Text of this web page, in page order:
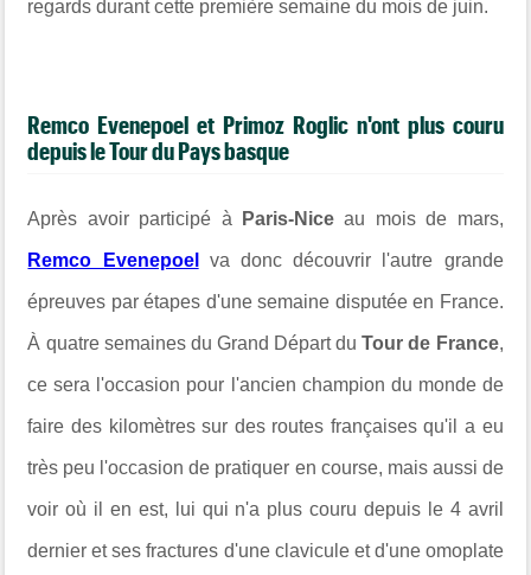
regards durant cette première semaine du mois de juin.
Remco Evenepoel et Primoz Roglic n'ont plus couru
depuis le Tour du Pays basque
Après avoir participé à Paris-Nice au mois de mars,
Remco Evenepoel va donc découvrir l'autre grande
épreuves par étapes d'une semaine disputée en France.
À quatre semaines du Grand Départ duTour de France,
ce sera l'occasion pour l'ancien champion du monde de
faire des kilomètres sur des routes françaises qu'il a eu
très peu l'occasion de pratiquer en course, mais aussi de
voir où il en est, lui qui n'a plus couru depuis le 4 avril
dernier et ses fractures d'une clavicule et d'une omoplate